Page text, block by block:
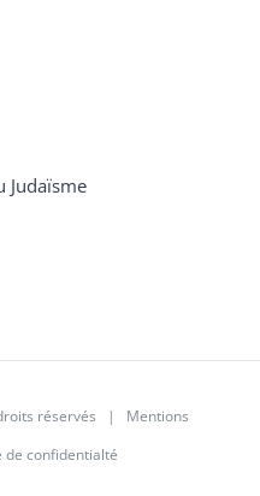
Judaïsme
réservés | Mentions
de confidentialté